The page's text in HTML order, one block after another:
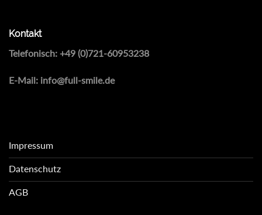
Kontakt
Telefonisch: +49 (0)721-60953238
E-Mail: info@full-smile.de
Impressum
Datenschutz
AGB